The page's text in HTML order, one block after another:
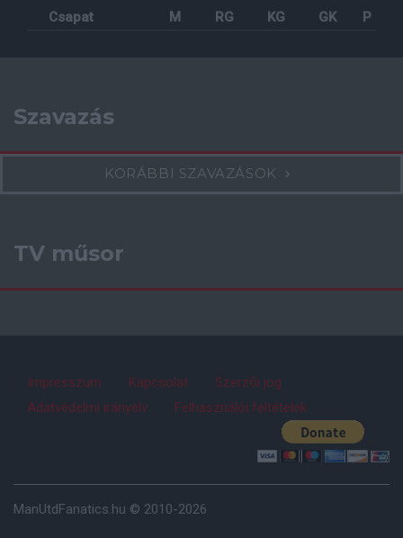
Csapat M RG KG GK P
Szavazás
KORÁBBI SZAVAZÁSOK
TV műsor
Impresszum Kapcsolat
Szerzői jog
Adatvédelmi irányelv
Felhasználói feltételek
ManUtdFanatics.hu © 2010-2026